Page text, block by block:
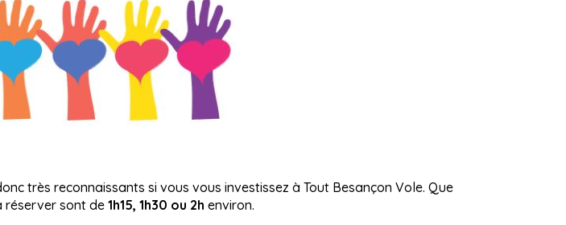
très reconnaissants si vous vous investissez à Tout Besançon Vole. Que
réserver sont de 1h15, 1h30 ou 2h environ.